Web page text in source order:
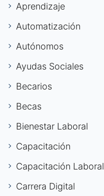
Aprendizaje
Automatización
Autónomos
Ayudas Sociales
Becarios
Becas
Bienestar Laboral
Capacitación
Capacitación Laboral
Carrera Digital